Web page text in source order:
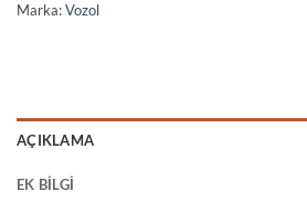
Marka:Vozol
AÇIKLAMA
EK BILGI